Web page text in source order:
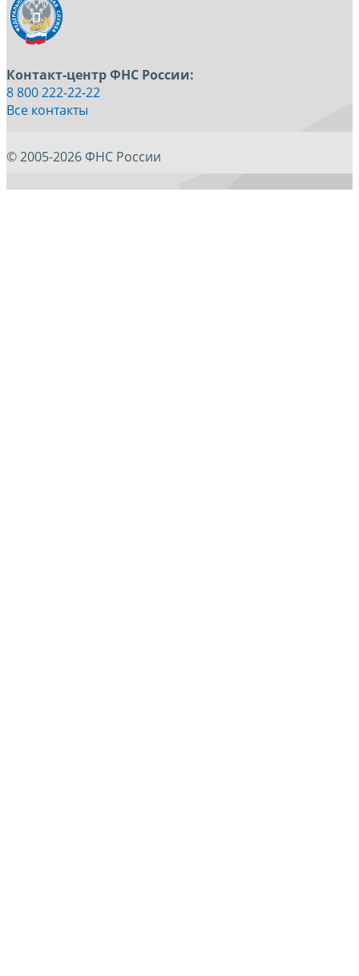
Контакт-центр ФНС России:
8 800 222-22-22
Все контакты
© 2005-2026 ФНС России